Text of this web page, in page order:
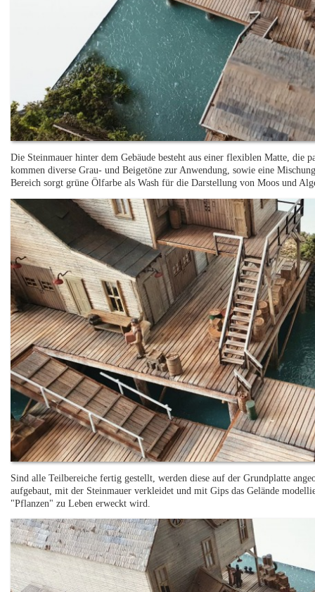
Die Steinmauer hinter dem Gebäude besteht aus einer flexiblen Matte, die
kommen diverse Grau- und Beigetöne zur Anwendung, sowie eine
Bereich sorgt grüne Ölfarbe als Wash für die Darstellung von Moos und
Sind alle Teilbereiche fertig gestellt, werden diese auf der Grundplatte
aufgebaut, mit der Steinmauer verkleidet und mit Gips das Gelände
"Pflanzen" zu Leben erweckt wird.